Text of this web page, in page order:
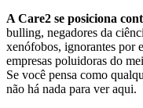
A Care2 se posiciona
bulling, negadores da
xenófobos, ignorantes por
empresas poluidoras do
Se você pensa como
não há nada para ver aqui.